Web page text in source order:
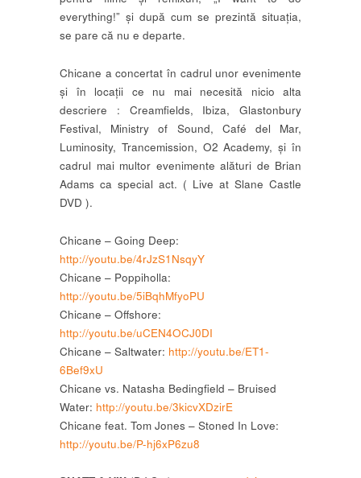
everything!” și după cum se prezintă situația,
se pare că nu e departe.
Chicane a concertat în cadrul unor evenimente
și în locații ce nu mai necesită nicio alta
descriere : Creamfields, Ibiza, Glastonbury
Festival, Ministry of Sound, Café del Mar,
Luminosity, Trancemission, O2 Academy, și în
cadrul mai multor evenimente alături de Brian
Adams ca special act. ( Live at Slane Castle
DVD ).
Chicane – Going Deep:
http://youtu.be/4rJzS1NsqyY
Chicane – Poppiholla:
http://youtu.be/5iBqhMfyoPU
Chicane – Offshore:
http://youtu.be/uCEN4OCJ0DI
Chicane – Saltwater: http://youtu.be/ET1-
6Bef9xU
Chicane vs. Natasha Bedingfield – Bruised
Water: http://youtu.be/3kicvXDzirE
Chicane feat. Tom Jones – Stoned In Love:
http://youtu.be/P-hj6xP6zu8